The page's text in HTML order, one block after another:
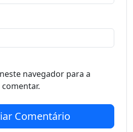
navegador para a
Comentário